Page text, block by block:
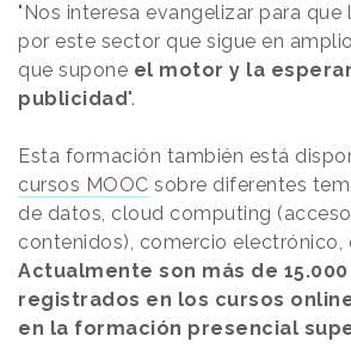
"Nos interesa evangelizar para
por este sector que sigue en
que supone el motor y la
publicidad".
Esta formación también está
cursos MOOC sobre diferentes
de datos, cloud computing
contenidos), comercio electrónico,
Actualmente son más de
registrados en los cursos
en la formación presencial